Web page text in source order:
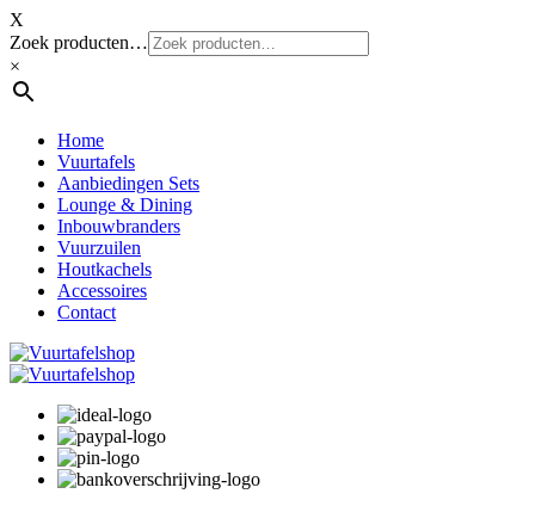
X
Zoek producten…
×
Home
Vuurtafels
Aanbiedingen Sets
Lounge & Dining
Inbouwbranders
Vuurzuilen
Houtkachels
Accessoires
Contact